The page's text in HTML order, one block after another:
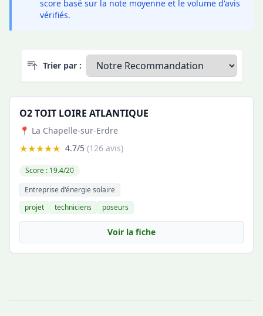
score basé sur la note moyenne et le volume d'avis
vérifiés.
Trier par :
O2 TOIT LOIRE ATLANTIQUE
📍 La Chapelle-sur-Erdre
★★★★★ 4.7/5 (126 avis)
Score : 19.4/20
Entreprise d'énergie solaire
projet
techniciens poseurs
Voir la fiche